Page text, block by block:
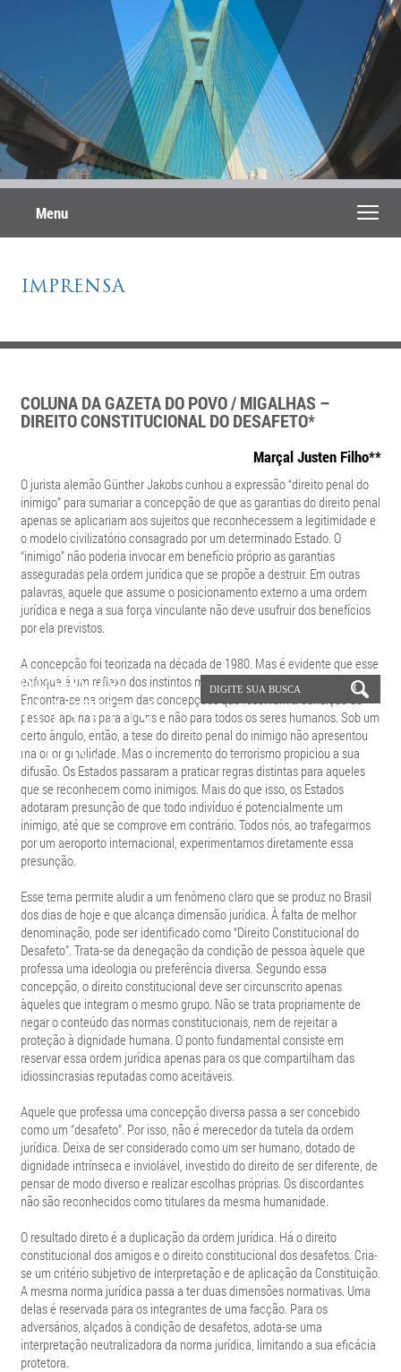
Menu
IMPRENSA
COLUNA DA GAZETA DO POVO / MIGALHAS –
DIREITO CONSTITUCIONAL DO DESAFETO*
Marçal Justen Filho**
O jurista alemão Günther Jakobs cunhou a expressão “direito penal do
inimigo” para sumariar a concepção de que as garantias do direito penal
apenas se aplicariam aos sujeitos que reconhecessem a legitimidade e
o modelo civilizatório consagrado por um determinado Estado. O
“inimigo” não poderia invocar em benefício próprio as garantias
asseguradas pela ordem jurídica que se propõe a destruir. Em outras
palavras, aquele que assume o posicionamento externo a uma ordem
jurídica e nega a sua força vinculante não deve usufruir dos benefícios
por ela previstos.
A concepção foi teorizada na década de 1980. Mas é evidente que esse
enfoque é um reflexo dos instintos mais primários da Humanidade.
Encontra-se na origem das concepções que reservam a condição de
pessoa apenas para alguns e não para todos os seres humanos. Sob um
certo ângulo, então, a tese do direito penal do inimigo não apresentou
maior originalidade. Mas o incremento do terrorismo propiciou a sua
difusão. Os Estados passaram a praticar regras distintas para aqueles
que se reconhecem como inimigos. Mais do que isso, os Estados
adotaram presunção de que todo indivíduo é potencialmente um
inimigo, até que se comprove em contrário. Todos nós, ao trafegarmos
por um aeroporto internacional, experimentamos diretamente essa
presunção.
Esse tema permite aludir a um fenômeno claro que se produz no Brasil
dos dias de hoje e que alcança dimensão jurídica. À falta de melhor
denominação, pode ser identificado como “Direito Constitucional do
Desafeto”. Trata-se da denegação da condição de pessoa àquele que
professa uma ideologia ou preferência diversa. Segundo essa
concepção, o direito constitucional deve ser circunscrito apenas
àqueles que integram o mesmo grupo. Não se trata propriamente de
negar o conteúdo das normas constitucionais, nem de rejeitar a
proteção à dignidade humana. O ponto fundamental consiste em
reservar essa ordem jurídica apenas para os que compartilham das
idiossincrasias reputadas como aceitáveis.
Aquele que professa uma concepção diversa passa a ser concebido
como um “desafeto”. Por isso, não é merecedor da tutela da ordem
jurídica. Deixa de ser considerado como um ser humano, dotado de
dignidade intrínseca e inviolável, investido do direito de ser diferente, de
pensar de modo diverso e realizar escolhas próprias. Os discordantes
não são reconhecidos como titulares da mesma humanidade.
O resultado direto é a duplicação da ordem jurídica. Há o direito
constitucional dos amigos e o direito constitucional dos desafetos. Cria-
se um critério subjetivo de interpretação e de aplicação da Constituição.
A mesma norma jurídica passa a ter duas dimensões normativas. Uma
delas é reservada para os integrantes de uma facção. Para os
adversários, alçados à condição de desafetos, adota-se uma
interpretação neutralizadora da norma jurídica, limitando a sua eficácia
protetora.